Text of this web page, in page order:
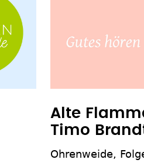
Alte
Timo
Ohrenweide,